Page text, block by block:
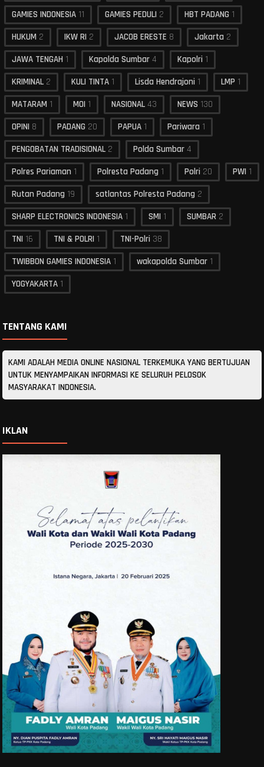
GAMIES INDONESIA 11 GAMIES PEDULI 2 HBT PADANG 1
HUKUM 2 IKW RI 2 JACOB ERESTE 8 Jakarta 2
JAWA TENGAH 1 Kapolda Sumbar 4 Kapolri 1
KRIMINAL 2 KULI TINTA 1 Lisda Hendrajoni 1 LMP 1
MATARAM 1 MOI 1 NASIONAL 43 NEWS 130
OPINI 8 PADANG 20 PAPUA 1 Pariwara 1
PENGOBATAN TRADISIONAL 2 Polda Sumbar 4
Polres Pariaman 1 Polresta Padang 1 Polri 20 PWI 1
Rutan Padang 19 satlantas Polresta Padang 2
SHARP ELECTRONICS INDONESIA 1 SMI 1 SUMBAR 2
TNI 16 TNI & POLRI 1 TNI-Polri 38
TWIBBON GAMIES INDONESIA 1 wakapolda Sumbar 1
YOGYAKARTA 1
TENTANG KAMI
KAMI ADALAH MEDIA ONLINE NASIONAL TERKEMUKA YANG BERTUJUAN
UNTUK MENYAMPAIKAN INFORMASI KE SELURUH PELOSOK
MASYARAKAT INDONESIA.
IKLAN